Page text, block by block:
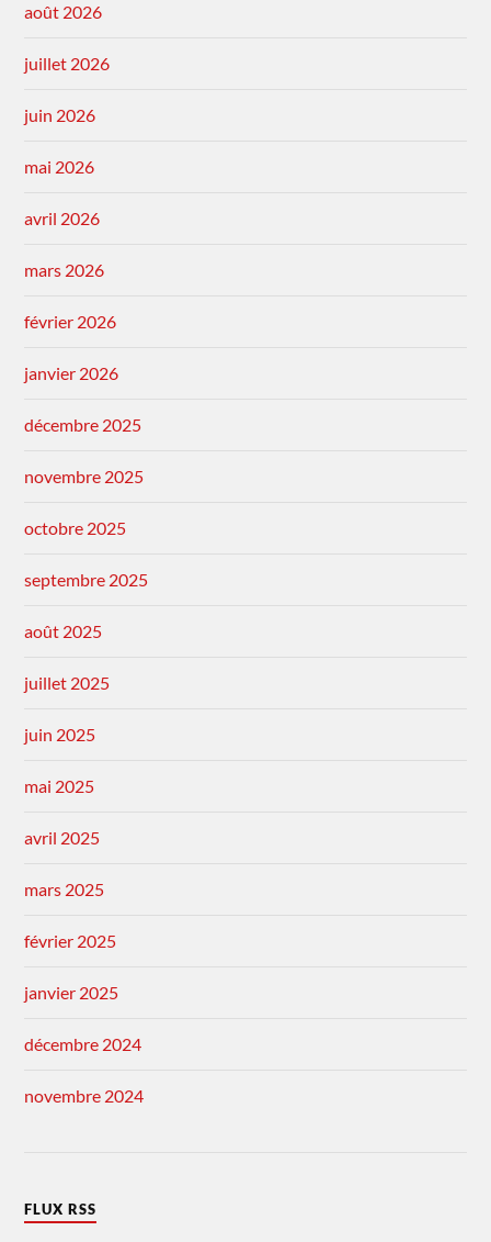
août 2026
juillet 2026
juin 2026
mai 2026
avril 2026
mars 2026
février 2026
janvier 2026
décembre 2025
novembre 2025
octobre 2025
septembre 2025
août 2025
juillet 2025
juin 2025
mai 2025
avril 2025
mars 2025
février 2025
janvier 2025
décembre 2024
novembre 2024
FLUX RSS